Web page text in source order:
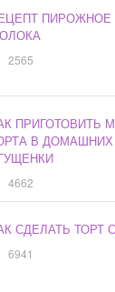
ПИРОЖНОЕ
2565
ПРИГОТОВИТЬ
В
4662
СДЕЛАТЬ
6941